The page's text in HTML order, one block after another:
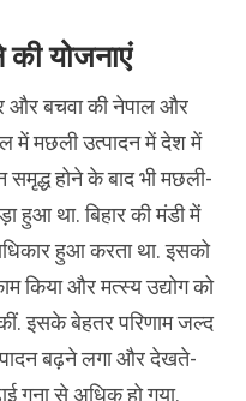
की योजनाएं
और बचवा की नेपाल और
में मछली उत्पादन में देश में
होने के बाद भी मछली-
हुआ था. बिहार की मंडी में
हुआ करता था. इसको
किया और मत्स्य उद्योग को
इसके बेहतर परिणाम जल्द
बढ़ने लगा और देखते-
गुना से अधिक हो गया.